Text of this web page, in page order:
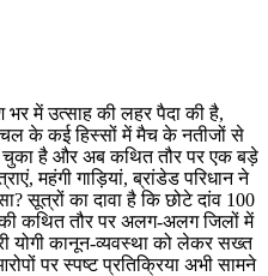
में उत्साह की लहर पैदा की है,
के कई हिस्सों में मैच के नतीजों से
चुका है और अब कथित तौर पर एक बड़े
महंगी गाड़ियां, ब्रांडेड परिधान ने
सूत्रों का दावा है कि छोटे दांव 100
कथित तौर पर अलग-अलग जिलों में
योगी कानून-व्यवस्था को लेकर सख्त
पर स्पष्ट प्रतिक्रिया अभी सामने